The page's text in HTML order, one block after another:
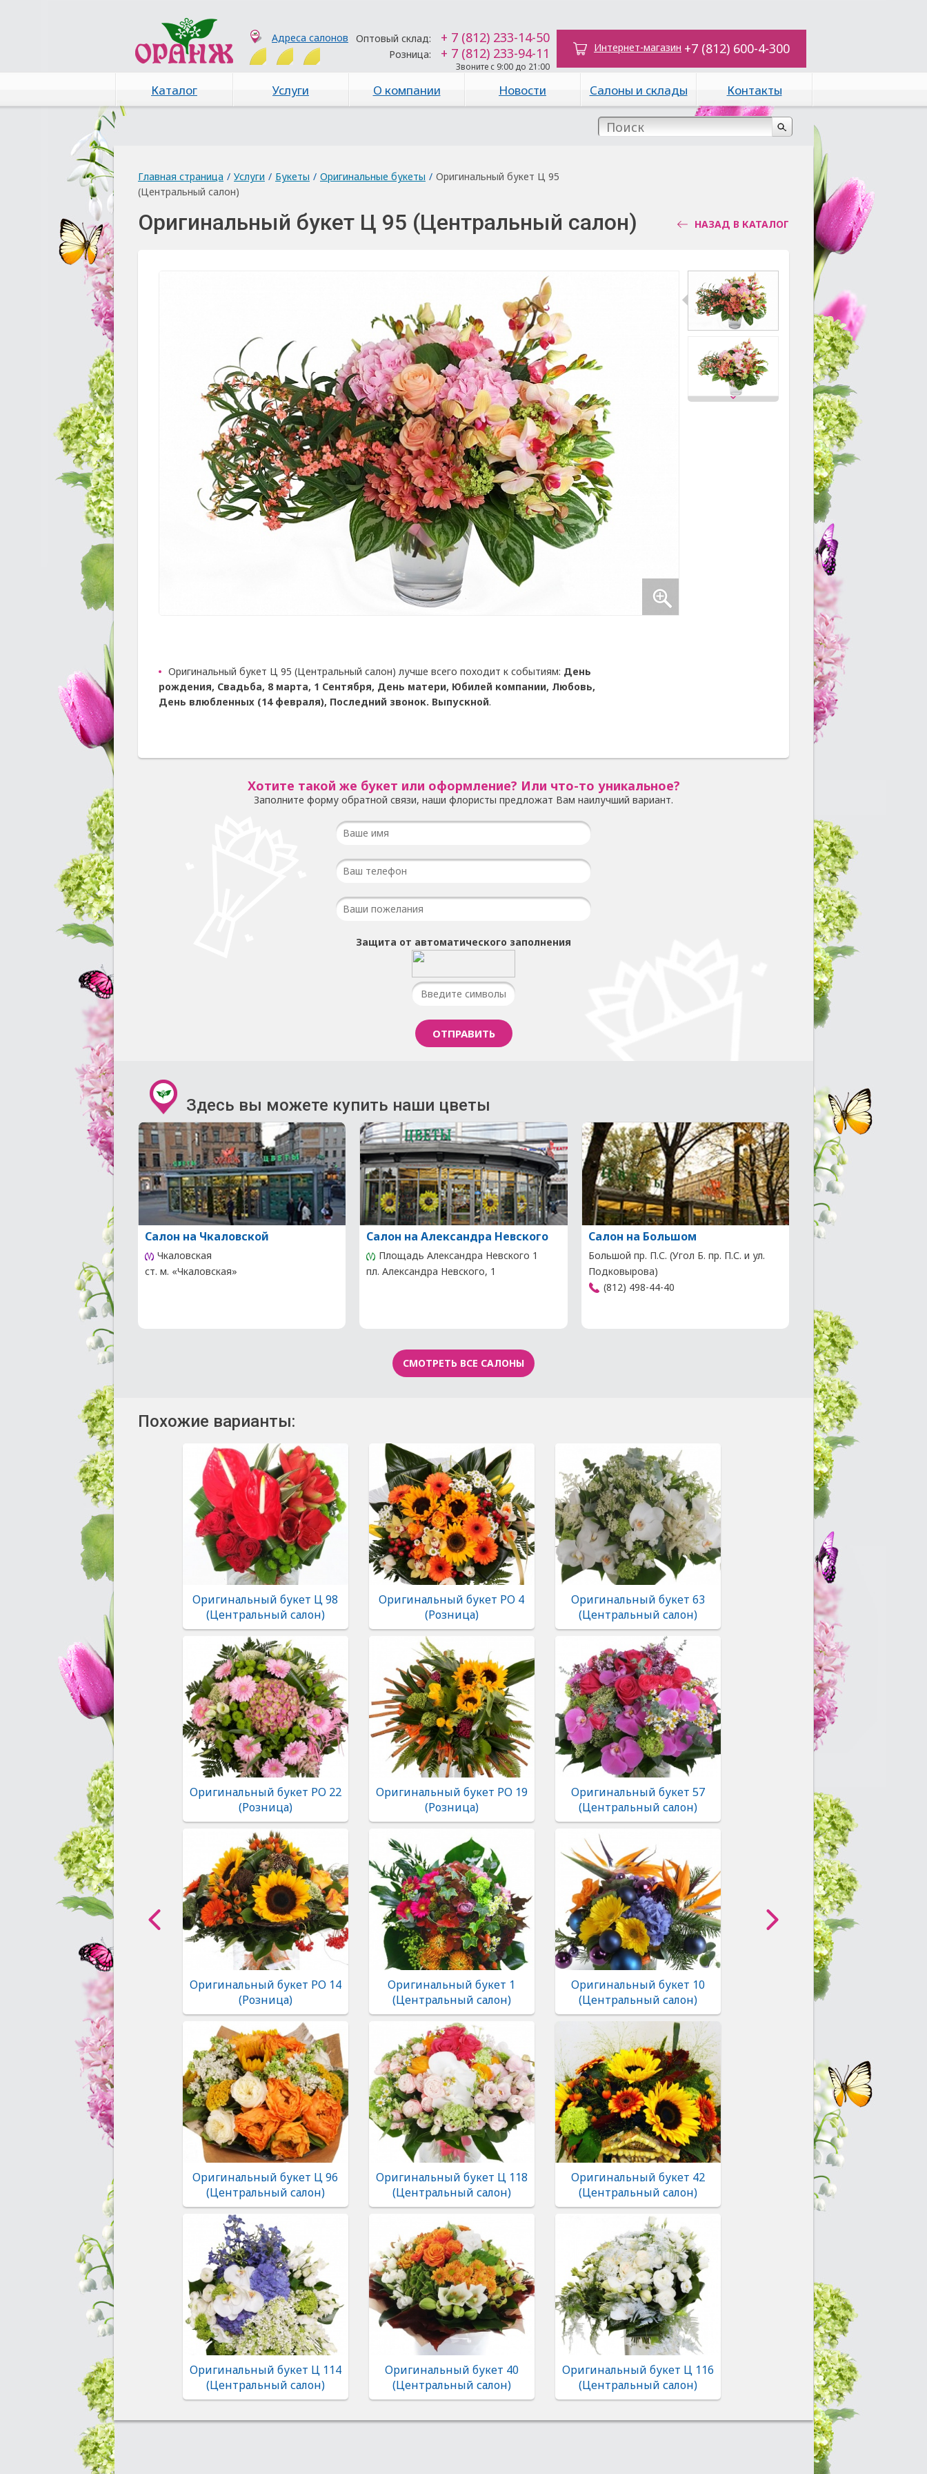
Адреса салонов Оптовый склад: + 7 (812) 233-14-50
Розница: + 7 (812) 233-94-11
Звоните с 9:00 до 21:00
Интернет-магазин +7 (812) 600-4-300
Каталог Услуги О компании Новости Салоны и склады Контакты
Главная страница / Услуги / Букеты / Оригинальные букеты / Оригинальный букет Ц 95
(Центральный салон)
Оригинальный букет Ц 95 (Центральный салон) НАЗАД В КАТАЛОГ
Оригинальный букет Ц 95 (Центральный салон) лучше всего походит к событиям: День
рождения, Свадьба, 8 марта, 1 Сентября, День матери, Юбилей компании, Любовь,
День влюбленных (14 февраля), Последний звонок. Выпускной.
Хотите такой же букет или оформление? Или что-то уникальное?
Заполните форму обратной связи, наши флористы предложат Вам наилучший вариант.
Защита от автоматического заполнения
Здесь вы можете купить наши цветы
Салон на Чкаловской
Чкаловская
ст. м. «Чкаловская»
Салон на Александра Невского
Площадь Александра Невского 1
пл. Александра Невского, 1
Салон на Большом
Большой пр. П.С. (Угол Б. пр. П.С. и ул.
Подковырова)
(812) 498-44-40
СМОТРЕТЬ ВСЕ САЛОНЫ
Похожие варианты:
Оригинальный букет Ц 98
(Центральный салон)
Оригинальный букет РО 4
(Розница)
Оригинальный букет 63
(Центральный салон)
Оригинальный букет РО 22
(Розница)
Оригинальный букет РО 19
(Розница)
Оригинальный букет 57
(Центральный салон)
Оригинальный букет РО 14
(Розница)
Оригинальный букет 1
(Центральный салон)
Оригинальный букет 10
(Центральный салон)
Оригинальный букет Ц 96
(Центральный салон)
Оригинальный букет Ц 118
(Центральный салон)
Оригинальный букет 42
(Центральный салон)
Оригинальный букет Ц 114
(Центральный салон)
Оригинальный букет 40
(Центральный салон)
Оригинальный букет Ц 116
(Центральный салон)